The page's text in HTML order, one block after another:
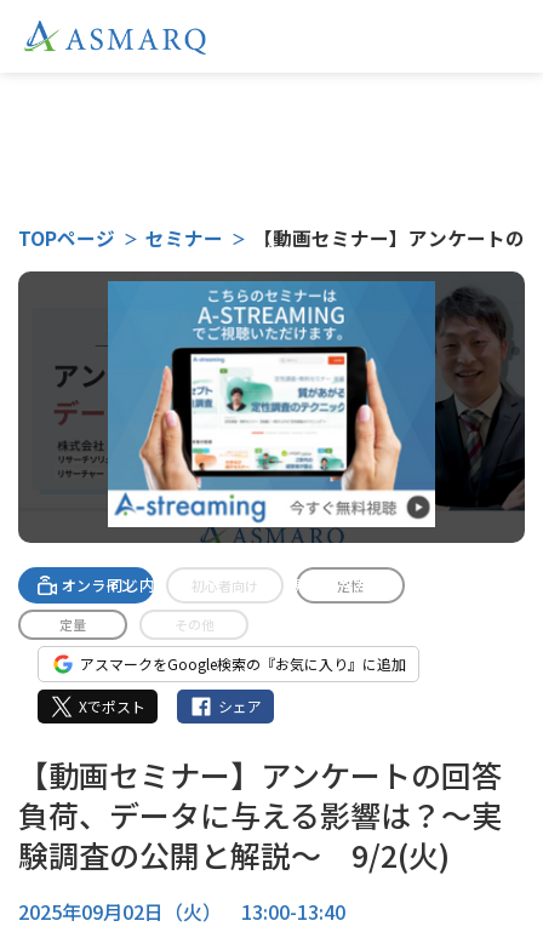
TOPページ セミナー 【動画セミナー】アンケート
受付終了となりました。
同じ内容のセミナーがご視聴いただけます。
オンライン 初心者向け 定性
定量 その他
アスマークをGoogle検索の『お気に入り』に追加
Xでポスト シェア
【動画セミナー】アンケートの回答
負荷、データに与える影響は？～実
験調査の公開と解説～ 9/2(火)
2025年09月02日（火） 13:00-13:40